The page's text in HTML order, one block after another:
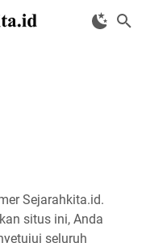
Sejarahkita.id.
situs ini, Anda
seluruh